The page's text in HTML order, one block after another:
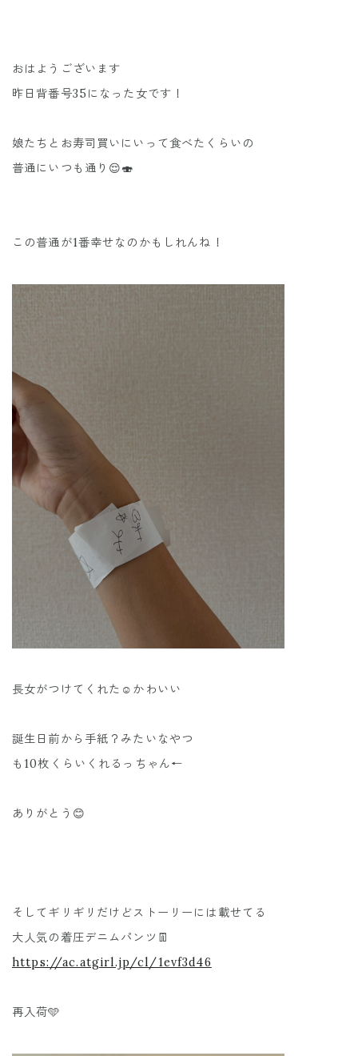
おはようございます
昨日背番号35になった女です！
娘たちとお寿司買いにいって食べたくらいの
普通にいつも通り😌🍣
この普通が1番幸せなのかもしれんね！
長女がつけてくれた☺️かわいい
誕生日前から手紙？みたいなやつ
も10枚くらいくれるっちゃん←
ありがとう😊
そしてギリギリだけどストーリーには載せてる
大人気の着圧デニムパンツ👖
https://ac.atgirl.jp/cl/1evf3d46
再入荷🩵